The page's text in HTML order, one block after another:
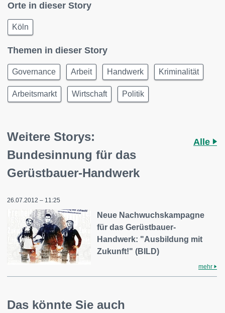
Orte in dieser Story
Köln
Themen in dieser Story
Governance Arbeit Handwerk Kriminalität
Arbeitsmarkt Wirtschaft Politik
Weitere Storys:
Bundesinnung für das
Gerüstbauer-Handwerk
Alle
26.07.2012 – 11:25
Neue Nachwuchskampagne
für das Gerüstbauer-
Handwerk: "Ausbildung mit
Zukunft!" (BILD)
mehr
Das könnte Sie auch